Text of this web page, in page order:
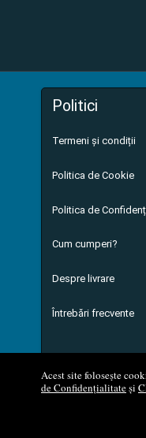
Acest site folosește
de Confidențialitateși
Politici
Termeni și condiții
Politica de Cookie
Politica de
Cum cumperi?
Despre livrare
Întrebări frecvente